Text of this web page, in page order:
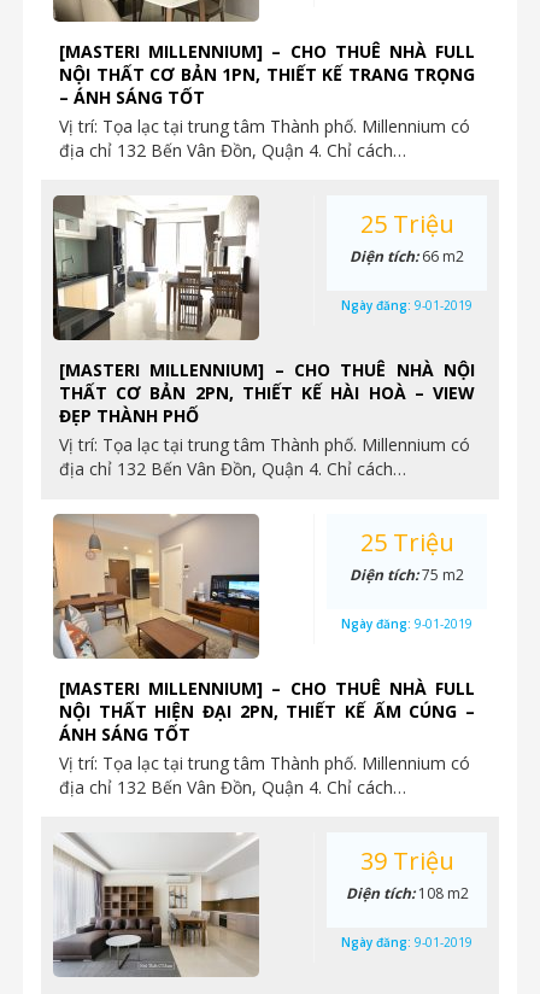
[MASTERI MILLENNIUM] – CHO THUÊ NHÀ FULL
NỘI THẤT CƠ BẢN 1PN, THIẾT KẾ TRANG TRỌNG
– ÁNH SÁNG TỐT
Vị trí: Tọa lạc tại trung tâm Thành phố. Millennium có
địa chỉ 132 Bến Vân Đồn, Quận 4. Chỉ cách…
[MASTERI MILLENNIUM] – CHO THUÊ NHÀ NỘI
THẤT CƠ BẢN 2PN, THIẾT KẾ HÀI HOÀ – VIEW
ĐẸP THÀNH PHỐ
Vị trí: Tọa lạc tại trung tâm Thành phố. Millennium có
địa chỉ 132 Bến Vân Đồn, Quận 4. Chỉ cách…
25 Triệu
Diện tích:66 m2
Ngày đăng: 9-01-2019
[MASTERI MILLENNIUM] – CHO THUÊ NHÀ FULL
NỘI THẤT HIỆN ĐẠI 2PN, THIẾT KẾ ẤM CÚNG –
ÁNH SÁNG TỐT
Vị trí: Tọa lạc tại trung tâm Thành phố. Millennium có
địa chỉ 132 Bến Vân Đồn, Quận 4. Chỉ cách…
25 Triệu
Diện tích:75 m2
Ngày đăng: 9-01-2019
39 Triệu
Diện tích:108 m2
Ngày đăng: 9-01-2019